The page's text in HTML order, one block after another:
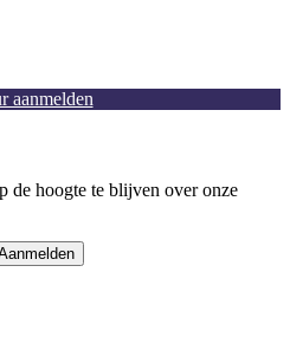
aanmelden
de hoogte te blijven over onze